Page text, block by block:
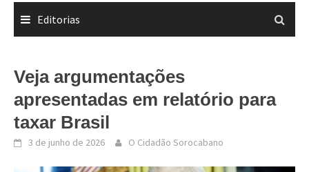
Editorias
Veja argumentações
apresentadas em relatório para
taxar Brasil
3 de junho de 2026 O Cidadão Sorocabano